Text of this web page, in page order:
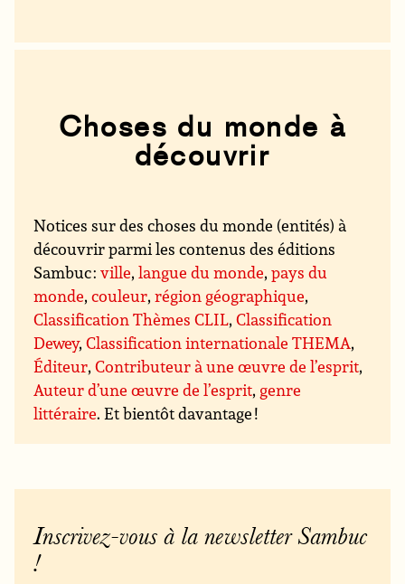
Choses du monde à
découvrir
Notices sur des choses du monde (entités) à
découvrir parmi les contenus des éditions
Sambuc :ville,langue du monde,pays du
monde,couleur,région géographique,
Classification Thèmes CLIL,Classification
Dewey,Classification internationale THEMA,
Éditeur,Contributeur à une œuvre de l’esprit,
Auteur d’une œuvre de l’esprit, genre
littéraire. Et bientôt davantage !
Inscrivez-vous à la newsletter Sambuc
!